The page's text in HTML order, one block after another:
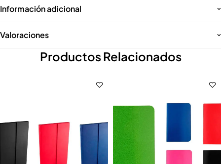
Información adicional
Valoraciones
Productos Relacionados